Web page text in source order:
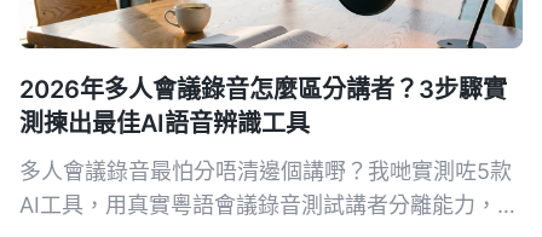
2026年多人會議錄音怎麼區分講者？3步驟實
測揀出最佳AI語音辨識工具
多人會議錄音最怕分唔清邊個講嘢？我哋實測咗5款
AI工具，用真實粵語會議錄音測試講者分離能力，最